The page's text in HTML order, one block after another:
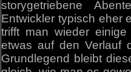
storygetriebene
Entwickler typisch eher
trifft man wieder
etwas auf den Verlauf
Grundlegend bleibt